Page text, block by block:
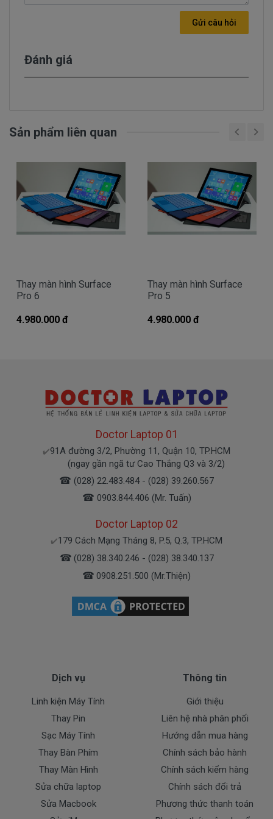
• Màn hình Surface xuất hiện những kẻ dọc, kẻ ngang,
tín chất lượng lấy liền tại TPHCM
nghiệp. Với nguồn nhân lực chuyên viên, kỹ thuật viên
chữa tất cả các lỗi trên chiếc máy tính bảng Surface
Pro của bạn một cách tốt nhất, nhanh nhất và chuyên
nghiệp nhất.
– Trung tâm Linhkienlaptop.net nhận thay màn hình
Surface Pro 3 …và cam kết mọi màn hình Surface
thay thế đều là hàng chính hãng đã được kiểm tra chất
được thực hiện nhanh chóng cùng với linh kiện chính
hãng được nhập khẩu từ nước ngoài, quý khách có thể
khi đến với chúng tôi.
chính hãng đảm bảo giá tốt nhất thị trường tại
TPHCM, với chế độ bảo hành chu đáo .
dòng máy sẽ có giá cả khác nhau. Để biết chính xác
giá thay màn hình Surface, quý khách vui lòng liên hệ
qua Hotline 0908.251.500 (Mr. Thiện) để được tư vấn
và báo giá chi tiết nhanh nhất và chính xác nhất.
Quy trình thay màn hình Surface
Bước 1: Nhận máy và lắng nghe yêu cầu của khách
Bước 2: Tiến hành kiểm tra tổng quan máy và kiểm tra
chi tiết và đánh giá sợ bộ
Bước 5: Dán tem, ghi phiếu bảo hành
DoctorLaptop cam kết dịch vụ
thay màn hình Surface Pro 3
• Màn hình Surface chính hãng mới 100%, đảm bảo
chất lượng.
• Giá cả cạnh tranh nhất trong khu vực TPHCM.
• Thời gian thay màn hình Surface nhanh chóng lấy
liền, giúp khách hàng tiết kiệm thời gian.
• An toàn, không gây ảnh hưởng đến các bộ phận
Gửi câu hỏi
Đánh giá
Sản phẩm liên quan
Thay màn hình Surface
Pro 6
4.980.000 đ
Thay màn hình Surface
Pro 5
4.980.000 đ
Doctor Laptop 01
✔️91A đường 3/2, Phường 11, Quận 10, TP.HCM
(ngay gần ngã tư Cao Thắng Q3 và 3/2)
☎ (028) 22.483.484 - (028) 39.260.567
☎ 0903.844.406 (Mr. Tuấn)
Doctor Laptop 02
✔️179 Cách Mạng Tháng 8, P.5, Q.3, TP.HCM
☎ (028) 38.340.246 - (028) 38.340.137
☎ 0908.251.500 (Mr.Thiện)
Dịch vụ
Linh kiện Máy Tính
Thay Pin
Sạc Máy Tính
Thay Bàn Phím
Thay Màn Hình
Sửa chữa laptop
Sửa Macbook
Thông tin
Giới thiệu
Liên hệ nhà phân phối
Hướng dẫn mua hàng
Chính sách bảo hành
Chính sách kiểm hàng
Chính sách đổi trả
Phương thức thanh toán